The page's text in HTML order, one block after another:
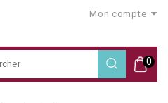
Mon compte
0